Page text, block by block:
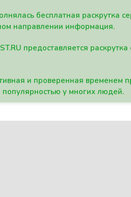
бесплатная раскрутка
направлении информация.
предоставляется
и проверенная временем
популярностью у многих людей.